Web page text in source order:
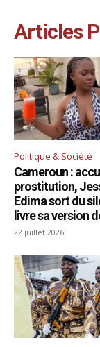
Articles
Politique & Société
Cameroun :
prostitution,
Edima sort du
livre sa version
22 juillet 2026